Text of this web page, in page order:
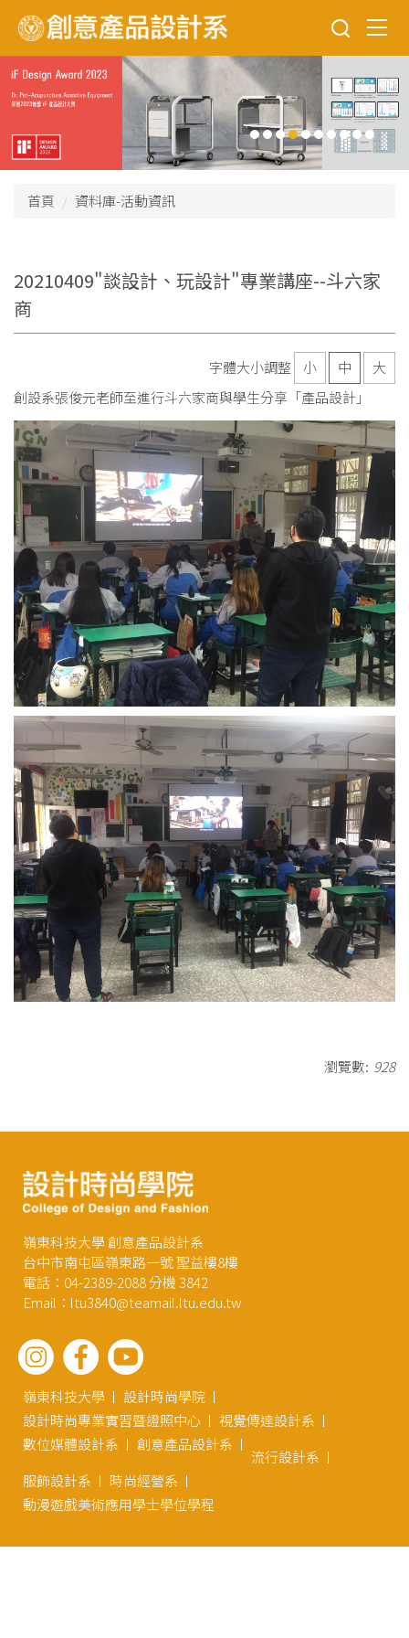
到
主
要
內
區
首頁 資料庫-活動資訊
20210409"談設計、玩設計"專業講座--斗六家
商
字體大小調整 小 中
大
創設系張俊元老師至進行斗六家商與學生分享「產品設計」
瀏覽數: 928
嶺東科技大學 創意產品設計系
台中市南屯區嶺東路一號 聖益樓8樓
電話：04-2389-2088 分機 3842
Email：ltu3840@teamail.ltu.edu.tw
嶺東科技大學
設計時尚學院
設計時尚專業實習暨證照中心
視覺傳達設計系
數位媒體設計系
創意產品設計系
流行設計系
服飾設計系
時尚經營系
動漫遊戲美術應用學士學位學程